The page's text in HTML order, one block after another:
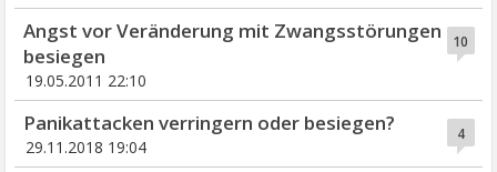
10
Angst vor Veränderung mit Zwangsstörungen
besiegen
19.05.2011 22:10
4
Panikattacken verringern oder besiegen?
29.11.2018 19:04